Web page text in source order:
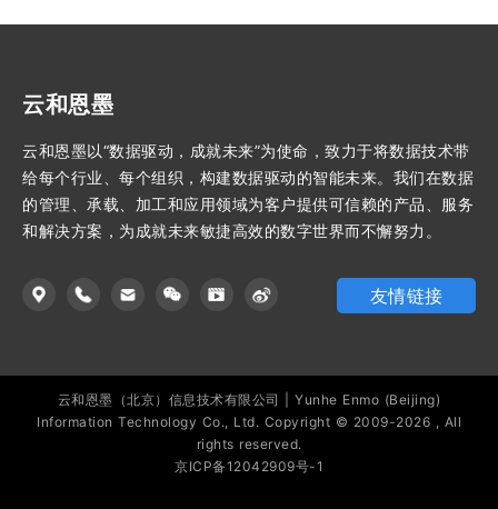
云和恩墨
云和恩墨以“数据驱动，成就未来”为使命，致力于将数据技术带
给每个行业、每个组织，构建数据驱动的智能未来。我们在数据
的管理、承载、加工和应用领域为客户提供可信赖的产品、服务
和解决方案，为成就未来敏捷高效的数字世界而不懈努力。
友情链接
云和恩墨（北京）信息技术有限公司 | Yunhe Enmo (Beijing)
Information Technology Co., Ltd. Copyright © 2009-2026 , All
rights reserved.
京ICP备12042909号-1